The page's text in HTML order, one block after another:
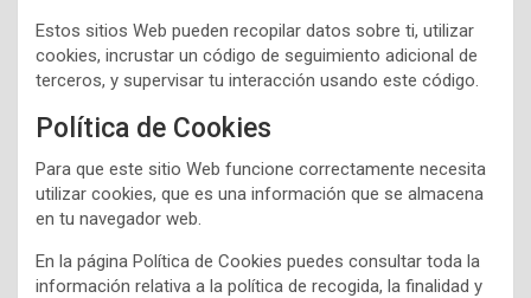
Estos sitios Web pueden recopilar datos sobre ti, utilizar
cookies, incrustar un código de seguimiento adicional de
terceros, y supervisar tu interacción usando este código.
Política de Cookies
Para que este sitio Web funcione correctamente necesita
utilizar cookies, que es una información que se almacena
en tu navegador web.
En la página Política de Cookies puedes consultar toda la
información relativa a la política de recogida, la finalidad y